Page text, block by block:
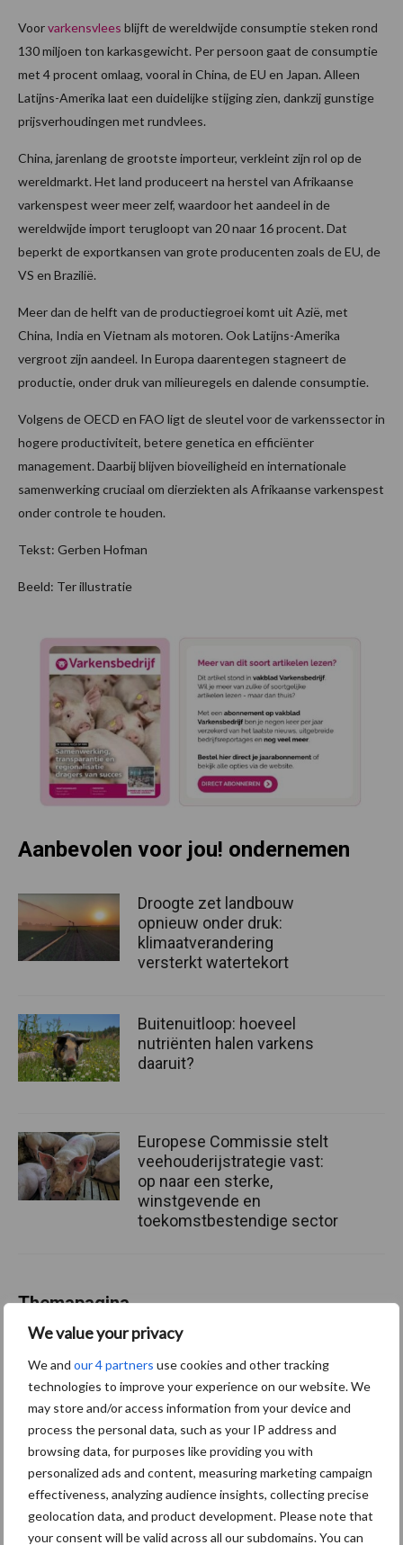
We value your privacy
We and our 4 partners use cookies and other tracking
technologies to improve your experience on our website. We
may store and/or access information from your device and
process the personal data, such as your IP address and
browsing data, for purposes like providing you with
personalized ads and content, measuring marketing campaign
effectiveness, analyzing audience insights, collecting precise
geolocation data, and product development. Please note that
your consent will be valid across all our subdomains. You can
Voorvarkensvlees blijft de wereldwijde consumptie steken rond
130 miljoen ton karkasgewicht. Per persoon gaat de consumptie
met 4 procent omlaag, vooral in China, de EU en Japan. Alleen
Latijns-Amerika laat een duidelijke stijging zien, dankzij gunstige
prijsverhoudingen met rundvlees.
China, jarenlang de grootste importeur, verkleint zijn rol op de
wereldmarkt. Het land produceert na herstel van Afrikaanse
varkenspest weer meer zelf, waardoor het aandeel in de
wereldwijde import terugloopt van 20 naar 16 procent. Dat
beperkt de exportkansen van grote producenten zoals de EU, de
VS en Brazilië.
Meer dan de helft van de productiegroei komt uit Azië, met
China, India en Vietnam als motoren. Ook Latijns-Amerika
vergroot zijn aandeel. In Europa daarentegen stagneert de
productie, onder druk van milieuregels en dalende consumptie.
Volgens de OECD en FAO ligt de sleutel voor de varkenssector in
hogere productiviteit, betere genetica en efficiënter
management. Daarbij blijven bioveiligheid en internationale
samenwerking cruciaal om dierziekten als Afrikaanse varkenspest
onder controle te houden.
Tekst: Gerben Hofman
Beeld: Ter illustratie
Aanbevolen voor jou! ondernemen
Droogte zet landbouw
opnieuw onder druk:
klimaatverandering
versterkt watertekort
Buitenuitloop: hoeveel
nutriënten halen varkens
daaruit?
Europese Commissie stelt
veehouderijstrategie vast:
op naar een sterke,
winstgevende en
toekomstbestendige sector
Themapagina
Afrikaanse
varkenspest
Brachyspira